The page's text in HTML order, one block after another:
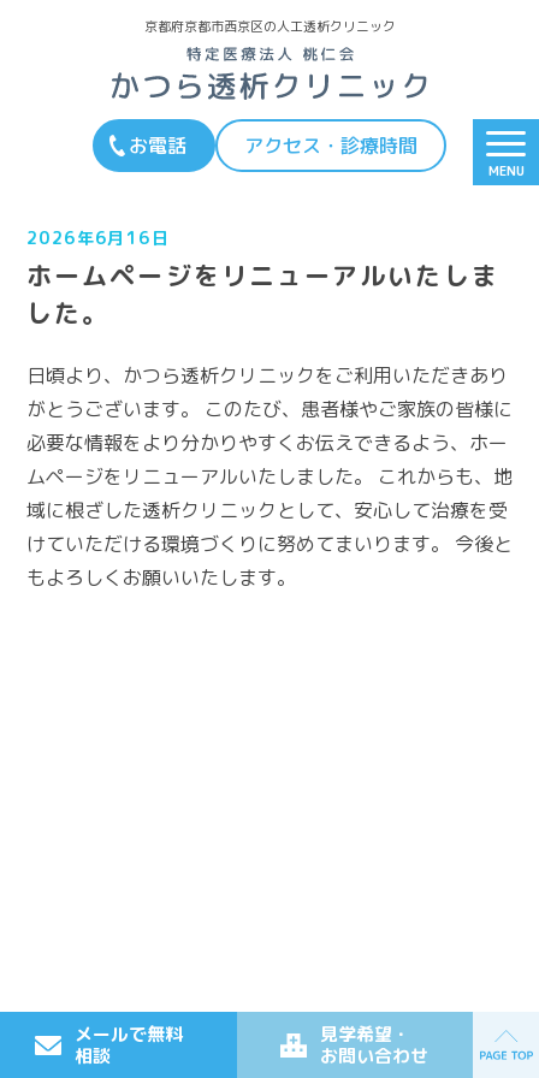
京都府京都市西京区の人工透析クリニック
お電話 アクセス・診療時間
MENU
メールで無料
相談
見学希望・
お問い合わせ
2026年6月16日
ホームページをリニューアルいたしま
した。
日頃より、かつら透析クリニックをご利用いただきあり
がとうございます。 このたび、患者様やご家族の皆様に
必要な情報をより分かりやすくお伝えできるよう、ホー
ムページをリニューアルいたしました。 これからも、地
域に根ざした透析クリニックとして、安心して治療を受
けていただける環境づくりに努めてまいります。 今後と
もよろしくお願いいたします。